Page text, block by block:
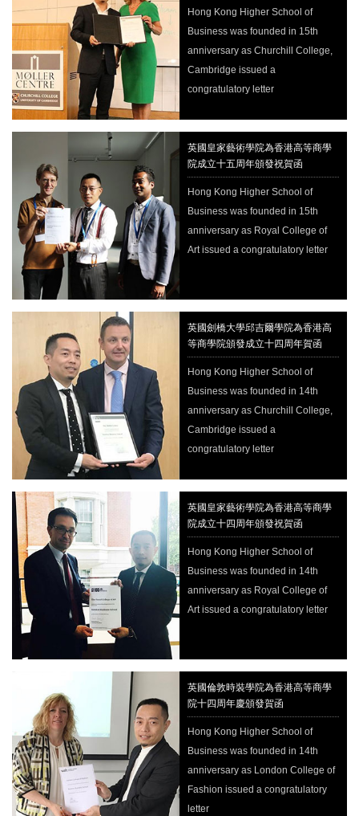
Hong Kong Higher School of
Business was founded in 15th
anniversary as Churchill College,
Cambridge issued a
congratulatory letter
英國皇家藝術學院為香港高等商學
院成立十五周年頒發祝賀函
Hong Kong Higher School of
Business was founded in 15th
anniversary as Royal College of
Art issued a congratulatory letter
英國劍橋大學邱吉爾學院為香港高
等商學院頒發成立十四周年賀函
Hong Kong Higher School of
Business was founded in 14th
anniversary as Churchill College,
Cambridge issued a
congratulatory letter
英國皇家藝術學院為香港高等商學
院成立十四周年頒發祝賀函
Hong Kong Higher School of
Business was founded in 14th
anniversary as Royal College of
Art issued a congratulatory letter
英國倫敦時裝學院為香港高等商學
院十四周年慶頒發賀函
Hong Kong Higher School of
Business was founded in 14th
anniversary as London College of
Fashion issued a congratulatory
letter